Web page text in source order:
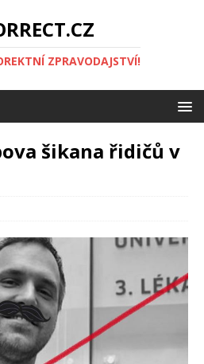
ZPRAVODAJSTVÍ!
šikana řidičů v